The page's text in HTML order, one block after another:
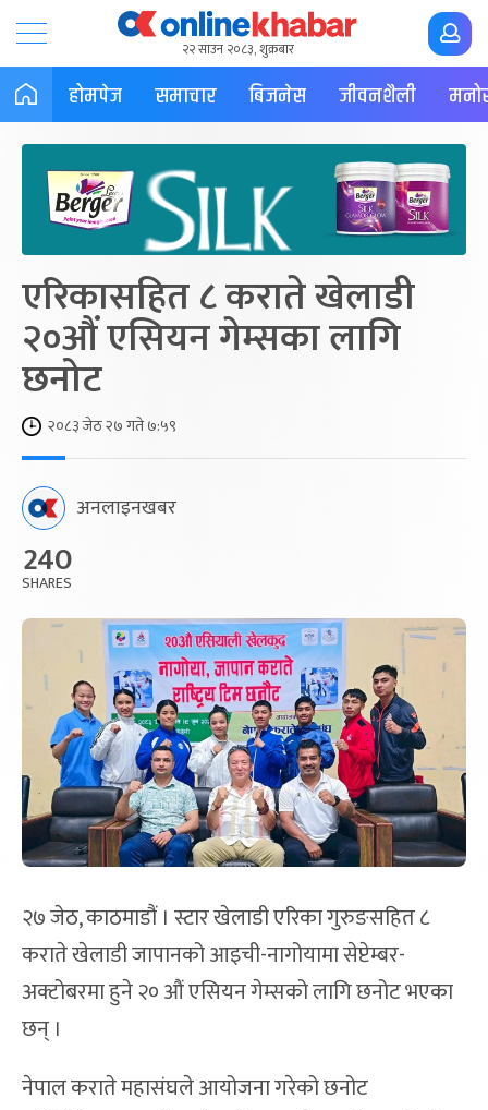
२२ साउन २०८३, शुक्रबार
होमपेज समाचार बिजनेस जीवनशैली
एरिकासहित ८ कराते खेलाडी
२०औं एसियन गेम्सका लागि
छनोट
२०८३ जेठ २७ गते ७:५९
अनलाइनखबर
240
SHARES
२७ जेठ, काठमाडौं । स्टार खेलाडी एरिका गुरुङसहित ८
कराते खेलाडी जापानको आइची-नागोयामा सेप्टेम्बर-
अक्टोबरमा हुने २० औं एसियन गेम्सको लागि छनोट भएका
छन् ।
नेपाल कराते महासंघले आयोजना गरेको छनोट